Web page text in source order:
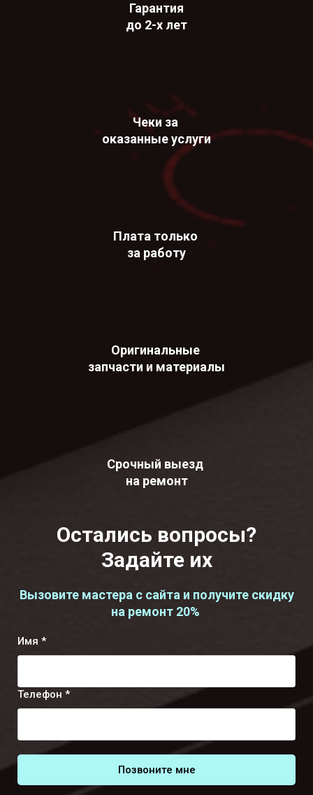
Гарантия
до 2-х лет
Чеки за
оказанные услуги
Плата только
за работу
Оригинальные
запчасти и материалы
Срочный выезд
на ремонт
Остались вопросы?
Задайте их
Вызовите мастера с сайта и получите скидку
на ремонт 20%
Имя *
Телефон *
Позвоните мне